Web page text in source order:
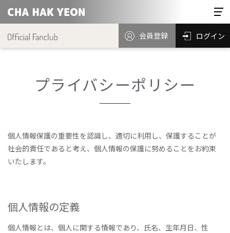
会員登録 ログイン
プライバシーポリシー
個人情報保護の重要性を認識し、適切に利用し、保護することが
社会的責任であると考え、個人情報の保護に努めることをお約束
いたします。
個人情報の定義
個人情報とは、個人に関する情報であり、氏名、生年月日、性